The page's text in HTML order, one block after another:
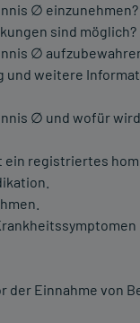
∅ einzunehmen?
sind möglich?
∅
und weitere
∅ und wofür
registriertes
der Einnahme von